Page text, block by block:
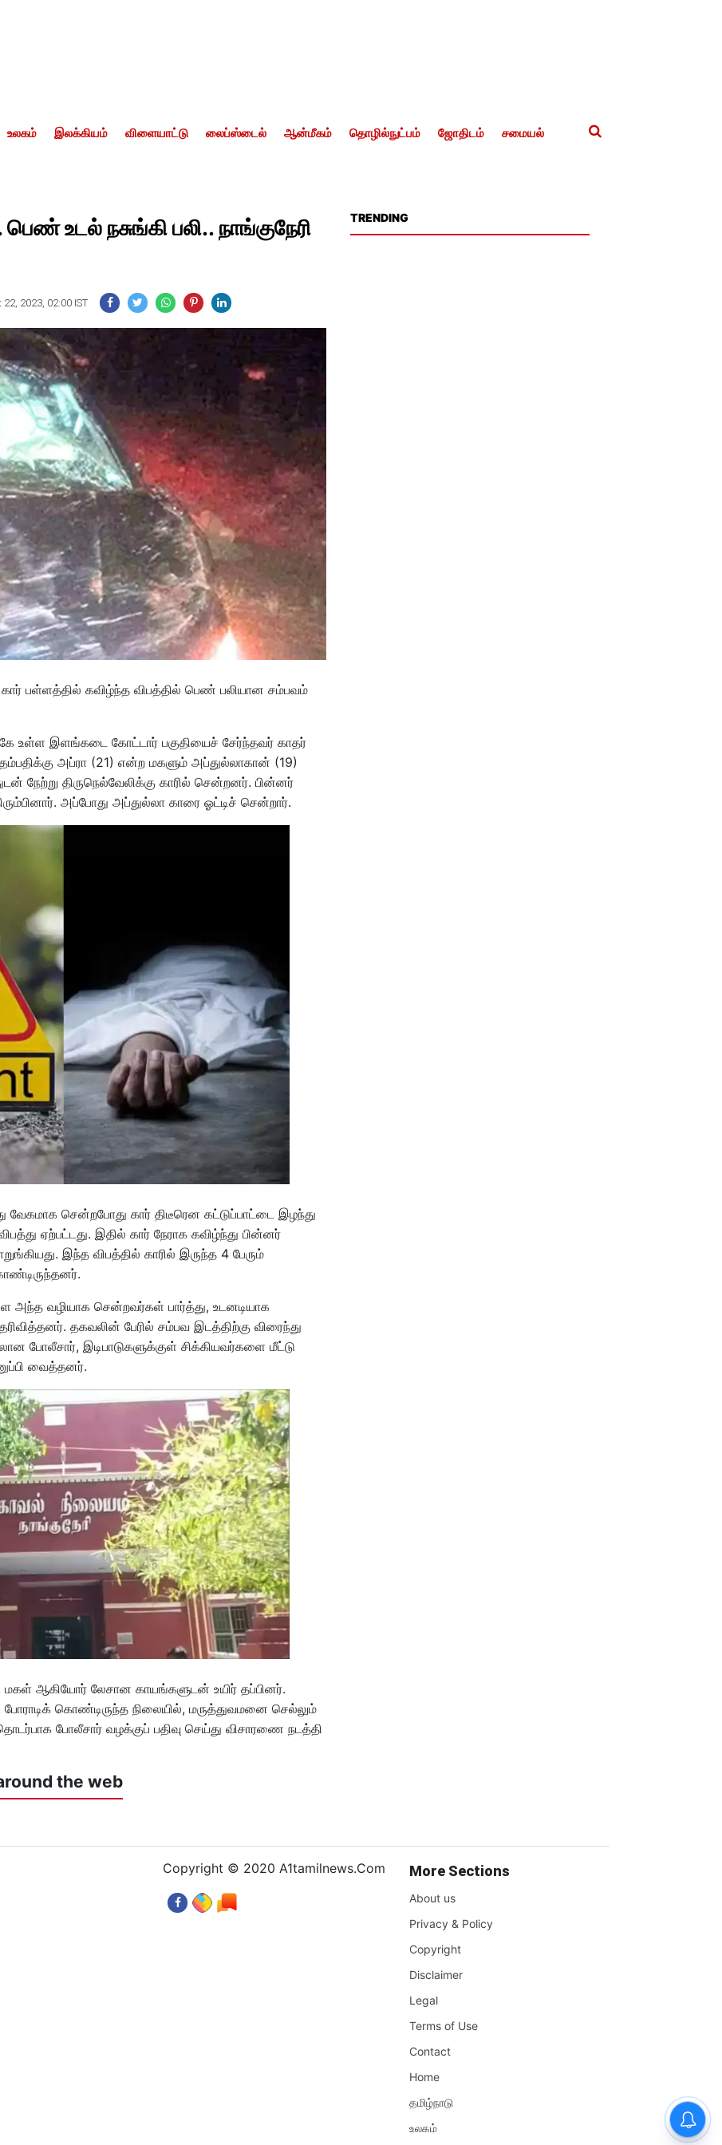
உலகம் இலக்கியம் விளையாட்டு லைப்ஸ்டைல் ஆன்மீகம் தொழில்நுட்பம் ஜோதிடம் சமையல்
உடல் நசுங்கி பலி.. நாங்குநேரி
2023, 02:00 IST
பள்ளத்தில் கவிழ்ந்த விபத்தில் பெண் பலியான சம்பவம்
உள்ள இளங்கடை கோட்டார் பகுதியைச் சேர்ந்தவர் காதர்
அப்ரா (21) என்ற மகளும் அப்துல்லாகான் (19)
நேற்று திருநெல்வேலிக்கு காரில் சென்றனர். பின்னர்
அப்போது அப்துல்லா காரை ஓட்டிச் சென்றார்.
வேகமாக சென்றபோது கார் திடீரென கட்டுப்பாட்டை இழந்து
ஏற்பட்டது. இதில் கார் நேராக கவிழ்ந்து பின்னர்
இந்த விபத்தில் காரில் இருந்த 4 பேரும்
அந்த வழியாக சென்றவர்கள் பார்த்து, உடனடியாக
தகவலின் பேரில் சம்பவ இடத்திற்கு விரைந்து
இடிபாடுகளுக்குள் சிக்கியவர்களை மீட்டு
வைத்தனர்.
மகள் ஆகியோர் லேசான காயங்களுடன் உயிர் தப்பினர்.
கொண்டிருந்த நிலையில், மருத்துவமனை செல்லும்
தொடர்பாக போலீசார் வழக்குப் பதிவு செய்து விசாரணை நடத்தி
the web
TRENDING
Copyright © 2020 A1tamilnews.Com More Sections
About us
Privacy & Policy
Copyright
Disclaimer
Legal
Terms of Use
Contact
Home
தமிழ்நாடு
உலகம்